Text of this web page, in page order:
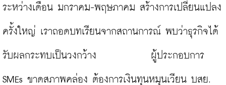
ระหว่างเดือน มกราคม-พฤษภาคม สร้างการเปลี่ยนแปลง
ครั้งใหญ่ เราถอดบทเรียนจากสถานการณ์ พบว่าธุรกิจได้
รับผลกระทบเป็นวงกว้าง            ผู้ประกอบการ
SMEs ขาดสภาพคล่อง ต้องการเงินทุนหมุนเวียน บสย.